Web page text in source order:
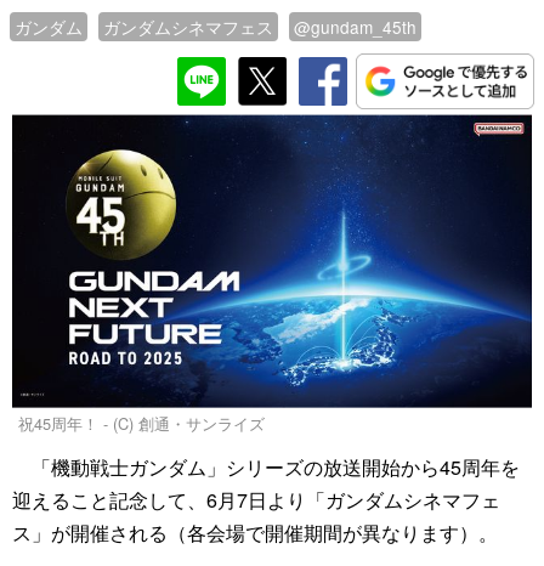
ガンダム
ガンダムシネマフェス @gundam_45th
祝45周年！ - (C) 創通・サンライズ
「機動戦士ガンダム」シリーズの放送開始から45周年を
迎えること記念して、6月7日より「ガンダムシネマフェ
ス」が開催される（各会場で開催期間が異なります）。